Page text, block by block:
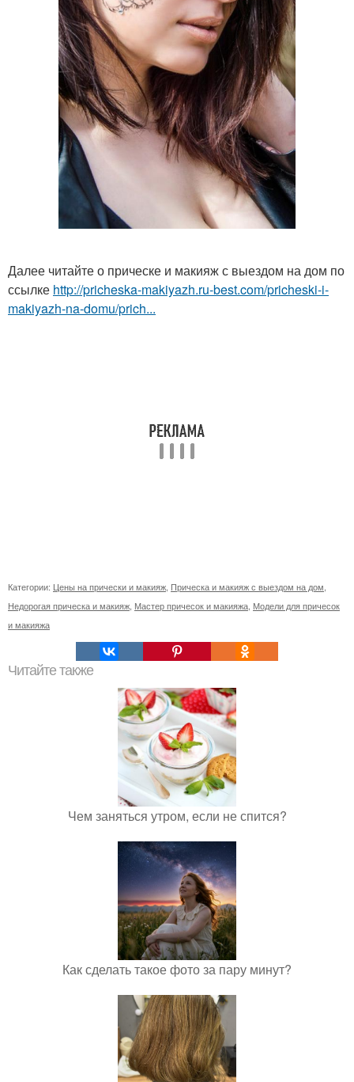
Далее читайте о прическе и макияж с выездом на дом по
ссылке http://pricheska-makiyazh.ru-best.com/pricheski-i-
makiyazh-na-domu/prich...
Категории: Цены на прически и макияж, Прическа и макияж с выездом на дом,
Недорогая прическа и макияж, Мастер причесок и макияжа, Модели для причесок
и макияжа
Читайте также
Чем заняться утром, если не спится?
Как сделать такое фото за пару минут?